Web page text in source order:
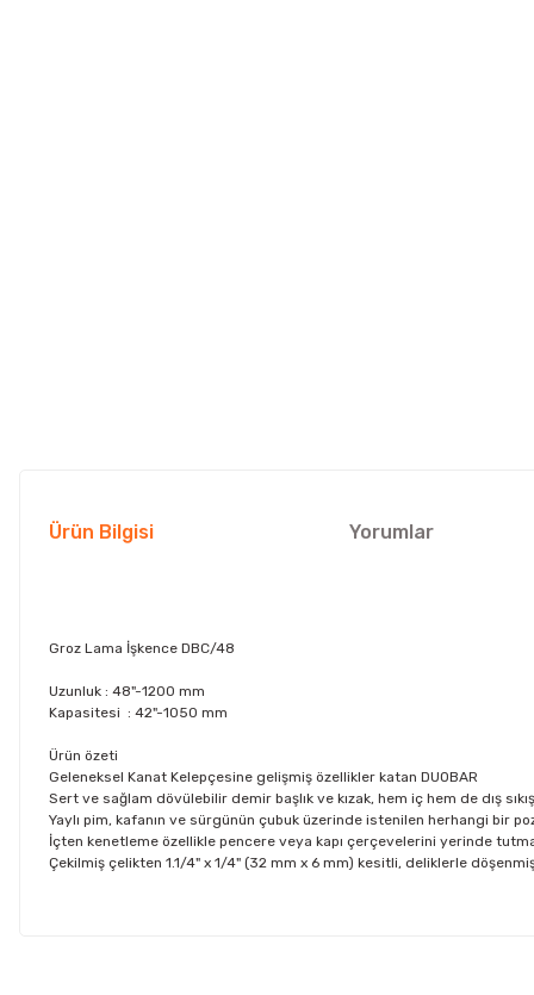
Ürün Bilgisi Yorumlar
Groz Lama İşkence DBC/48
Uzunluk : 48"-1200 mm
Kapasitesi : 42"-1050 mm
Ürün özeti
Geleneksel Kanat Kelepçesine gelişmiş özellikler katan DUOBAR
Sert ve sağlam dövülebilir demir başlık ve kızak, hem iç hem de dış
Yaylı pim, kafanın ve sürgünün çubuk üzerinde istenilen herhangi bir
İçten kenetleme özellikle pencere veya kapı çerçevelerini yerinde
Çekilmiş çelikten 1.1/4" x 1/4" (32 mm x 6 mm) kesitli, deliklerle